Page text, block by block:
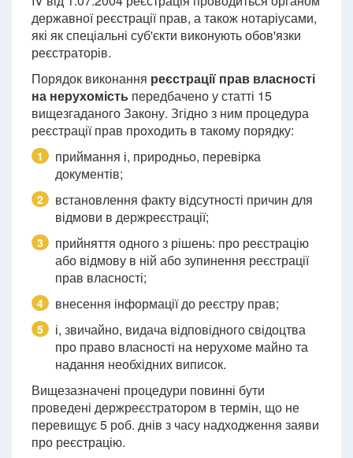
державної реєстрації прав, а також нотаріусами,
які як спеціальні суб'єкти виконують обов'язки
реєстраторів.
Порядок виконання реєстрації прав власності
на нерухомість передбачено у статті 15
вищезгаданого Закону. Згідно з ним процедура
реєстрації прав проходить в такому порядку:
1
приймання і, природньо, перевірка
документів;
2
встановлення факту відсутності причин для
відмови в держреєстрації;
3
прийняття одного з рішень: про реєстрацію
або відмову в ній або зупинення реєстрації
прав власності;
4 внесення інформації до реєстру прав;
5
і, звичайно, видача відповідного свідоцтва
про право власності на нерухоме майно та
надання необхідних виписок.
Вищезазначені процедури повинні бути
проведені держреєстратором в термін, що не
перевищує 5 роб. днів з часу надходження заяви
про реєстрацію.